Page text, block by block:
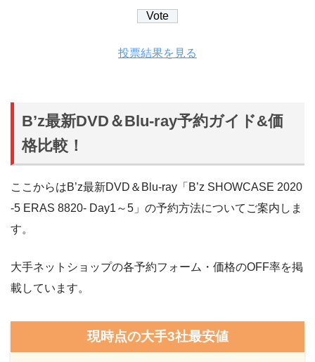
投票結果を見る
B’z最新DVD＆Blu-ray予約ガイド&価
格比較！
ここからはB’z最新DVD＆Blu-ray「B’z SHOWCASE 2020
-5 ERAS 8820- Day1～5」の予約方法についてご案内しま
す。
大手ネットショップの各予約フォーム・価格のOFF率を掲
載しています。
現時点の大手3社最安値